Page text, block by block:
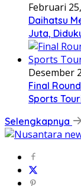
Februari
Daihatsu
Juta,
Desember
Final
Sports
Selengkapnya